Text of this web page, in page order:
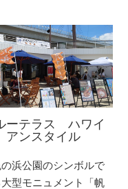
ーテラス ハワイ
アンスタイル
の浜公園のシンボルで
型モニュメント「帆